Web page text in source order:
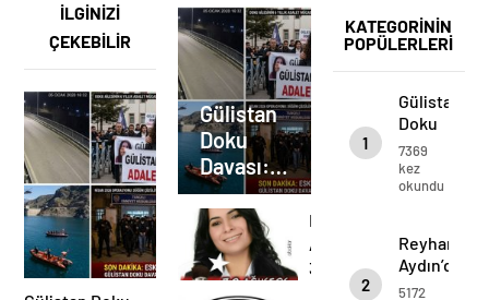
KATEGORİNİN
POPÜLERLERİ
1
Gülistan
Doku
Davası:
Kronolojik
Gelişim
Kırılma
7369
kez
okundu
2
Reyhan
Aydın’dan
30
5172
İLGİNİZİ
ÇEKEBİLİR
Gülistan
Doku
Davası:
Kronolojik
Gelişim
ve Büyük
Kırılma
Reyhan
Aydın’dan
30
Ağustos